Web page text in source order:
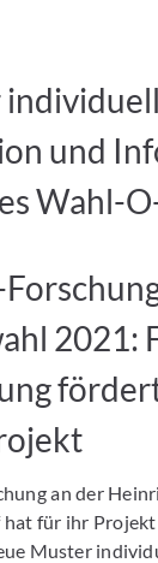
und
Wahl-
2021:
an der
für ihr
Muster